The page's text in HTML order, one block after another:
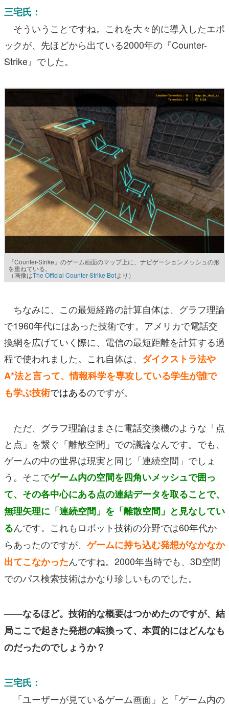
三宅氏：
そういうことですね。これを大々的に導入したエポ
ックが、先ほどから出ている2000年の『Counter-
Strike』でした。
『Counter-Strike』のゲーム画面のマップ上に、ナビゲーションメッシュの形
を重ねている。
（画像はThe Official Counter-Strike Botより）
ちなみに、この最短経路の計算自体は、グラフ理論
で1960年代にはあった技術です。アメリカで電話交
換網を広げていく際に、電信の最短距離を計算する過
程で使われました。これ自体は、 ダイクストラ法や
A*法と言って、情報科学を専攻している学生が誰で
も学ぶ技術ではあるのですが。
ただ、グラフ理論はまさに電話交換機のような「点
と点」を繋ぐ「離散空間」での議論なんです。でも、
ゲームの中の世界は現実と同じ「連続空間」でしょ
う。そこでゲーム内の空間を四角いメッシュで囲っ
て、その各中心にある点の連結データを取ることで、
無理矢理に「連続空間」を「離散空間」と見なしてい
るんです。これもロボット技術の分野では60年代か
らあったのですが、 ゲームに持ち込む発想がなかなか
出てこなかったんですね。2000年当時でも、3D空間
でのパス検索技術はかなり珍しいものでした。
――なるほど。技術的な概要はつかめたのですが、結
局ここで起きた発想の転換って、本質的にはどんなも
のだったのでしょうか？
三宅氏：
「ユーザーが見ているゲーム画面」と「ゲーム内の